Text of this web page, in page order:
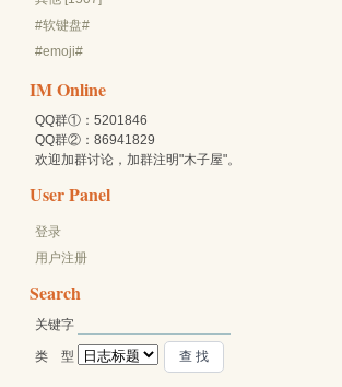
#软键盘#
#emoji#
IM Online
QQ群①：5201846
QQ群②：86941829
欢迎加群讨论，加群注明"木子屋"。
User Panel
登录
用户注册
Search
关键字
类 型